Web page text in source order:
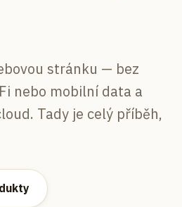
stránku — bez
nebo mobilní data a
Tady je celý příběh,